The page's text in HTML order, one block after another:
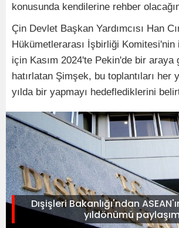
konusunda kendilerine rehber
Çin Devlet Başkan Yardımcısı Han
Hükümetlerarası İşbirliği Komitesi'nin
için Kasım 2024'te Pekin'de bir araya
hatırlatan Şimşek, bu toplantıları her
yılda bir yapmayı hedeflediklerini
Dışişleri Bakanlığı'ndan
yıldönümü